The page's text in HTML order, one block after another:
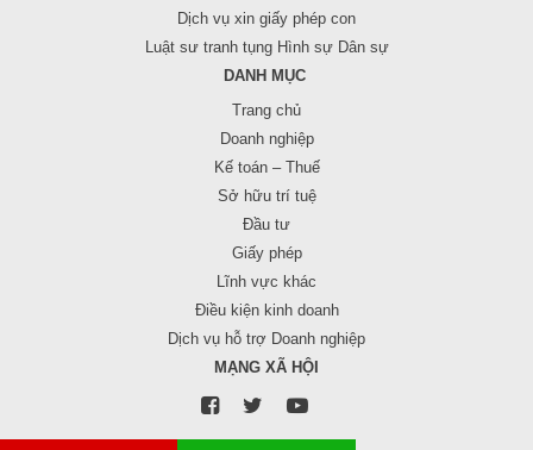
Dịch vụ xin giấy phép con
Luật sư tranh tụng Hình sự Dân sự
DANH MỤC
Trang chủ
Doanh nghiệp
Kế toán – Thuế
Sở hữu trí tuệ
Đầu tư
Giấy phép
Lĩnh vực khác
Điều kiện kinh doanh
Dịch vụ hỗ trợ Doanh nghiệp
MẠNG XÃ HỘI